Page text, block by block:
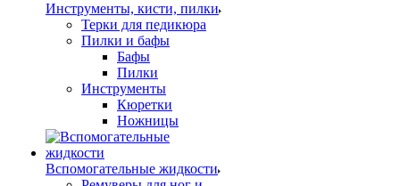
Инструменты, кисти, пилки
Терки для педикюра
Пилки и бафы
Бафы
Пилки
Инструменты
Кюретки
Ножницы
Вспомогательные жидкости